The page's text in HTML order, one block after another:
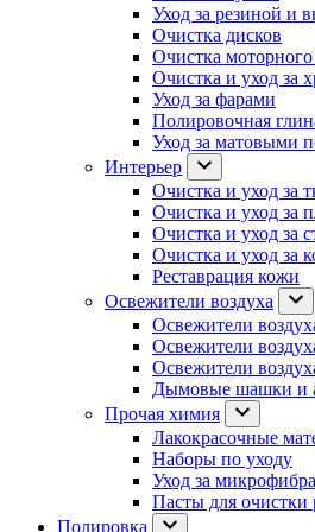
Уход за резиной и
Очистка дисков
Очистка моторного
Очистка и уход за
Уход за фарами
Полировочная
Уход за матовыми
Интерьер
Очистка и уход за
Очистка и уход за
Очистка и уход за
Очистка и уход за
Реставрация кожи
Освежители воздуха
Освежители
Освежители
Освежители
Дымовые шашки и
Прочая химия
Лакокрасочные
Наборы по уходу
Уход за
Пасты для очистки
Полировка